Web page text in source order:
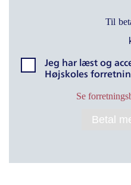
Til
Jeg har læst og
Højskoles
Se
Betal